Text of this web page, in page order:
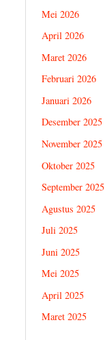
Mei 2026
April 2026
Maret 2026
Februari 2026
Januari 2026
Desember 2025
November 2025
Oktober 2025
September 2025
Agustus 2025
Juli 2025
Juni 2025
Mei 2025
April 2025
Maret 2025